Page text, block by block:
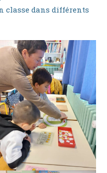
classe dans différents